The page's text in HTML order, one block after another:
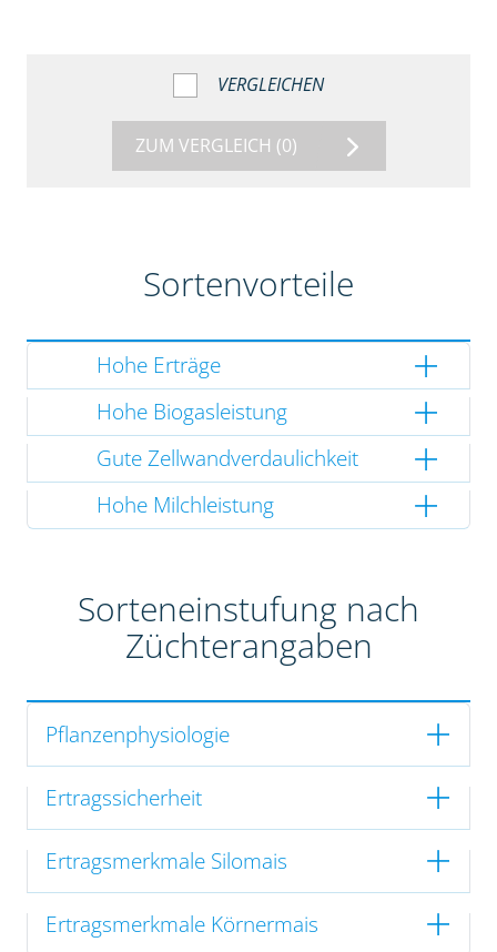
VERGLEICHEN
ZUM VERGLEICH (0)
Sortenvorteile
Hohe Erträge
Hohe Biogasleistung
Gute Zellwandverdaulichkeit
Hohe Milchleistung
Sorteneinstufung nach
Züchterangaben
Pflanzenphysiologie
Ertragssicherheit
Ertragsmerkmale Silomais
Ertragsmerkmale Körnermais